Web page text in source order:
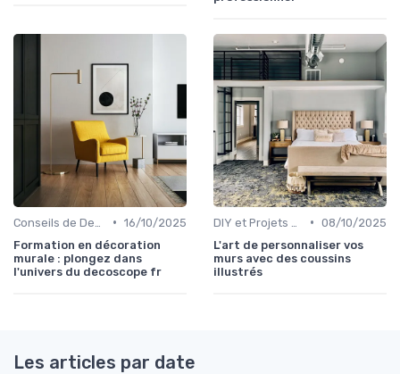
• 16/10/2025
Formation en décoration
murale : plongez dans
l'univers du decoscope fr
• 08/10/2025
L'art de personnaliser vos
murs avec des coussins
illustrés
Les articles par date